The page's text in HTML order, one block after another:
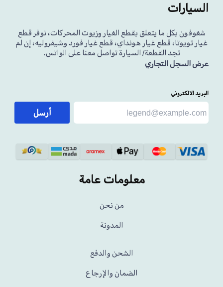
السيارات
شغوفون بكل ما يتعلق بقطع الغيار وزيوت المحركات، نوفر قطع
غيار تويوتا، قطع غيار هونداي، قطع غيار فورد وشيفروليه، إن لم
تجد القطعة/ السيارة تواصل معنا على الواتس.
عرض السجل التجاري
البريد الالكتروني
أرسل
معلومات عامة
من نحن
المدونة
الشحن والدفع
الضمان والإرجاع